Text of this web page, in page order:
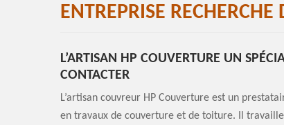
ENTREPRISE
L’ARTISAN HP COUVERTURE UN
CONTACTER
L’artisan couvreur HP Couverture est un
en travaux de couverture et de toiture. Il